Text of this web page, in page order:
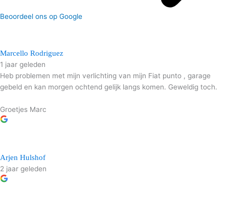
Beoordeel ons op Google
Marcello Rodriguez
1 jaar geleden
Heb problemen met mijn verlichting van mijn Fiat punto , garage
gebeld en kan morgen ochtend gelijk langs komen. Geweldig toch.
Groetjes Marc
Arjen Hulshof
2 jaar geleden